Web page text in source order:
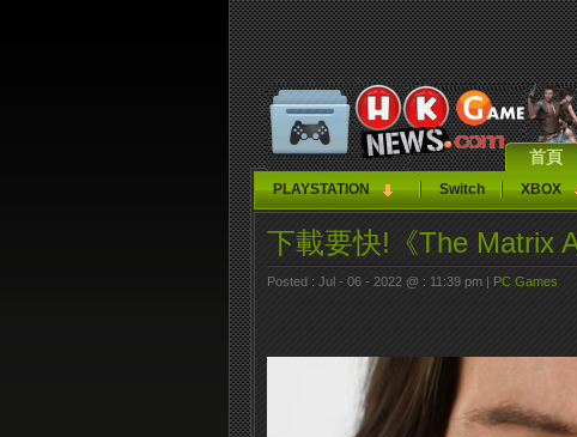
首頁
PLAYSTATION Switch XBOX
下載要快!《The Matrix
Posted : Jul - 06 - 2022 @ : 11:39 pm | PC Games